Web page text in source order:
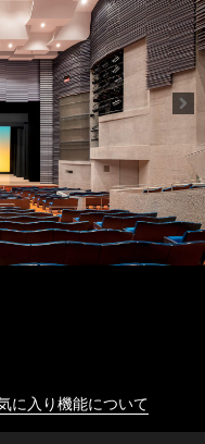
に入り機能について